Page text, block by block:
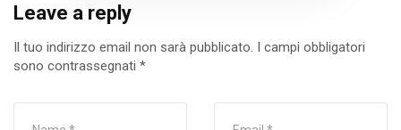
Leave a reply
Il tuo indirizzo email non sarà pubblicato. I campi obbligatori
sono contrassegnati *